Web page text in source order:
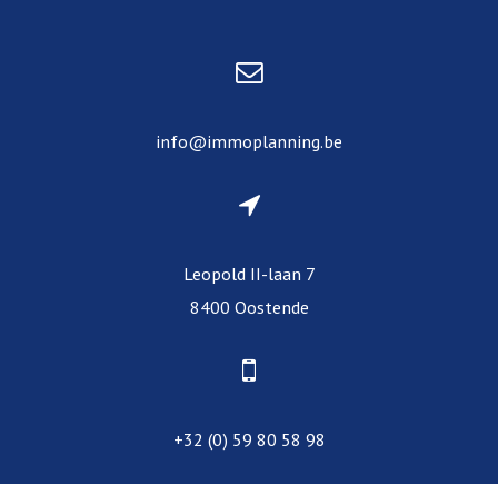
info@immoplanning.be
Leopold II-laan 7
8400 Oostende
+32 (0) 59 80 58 98